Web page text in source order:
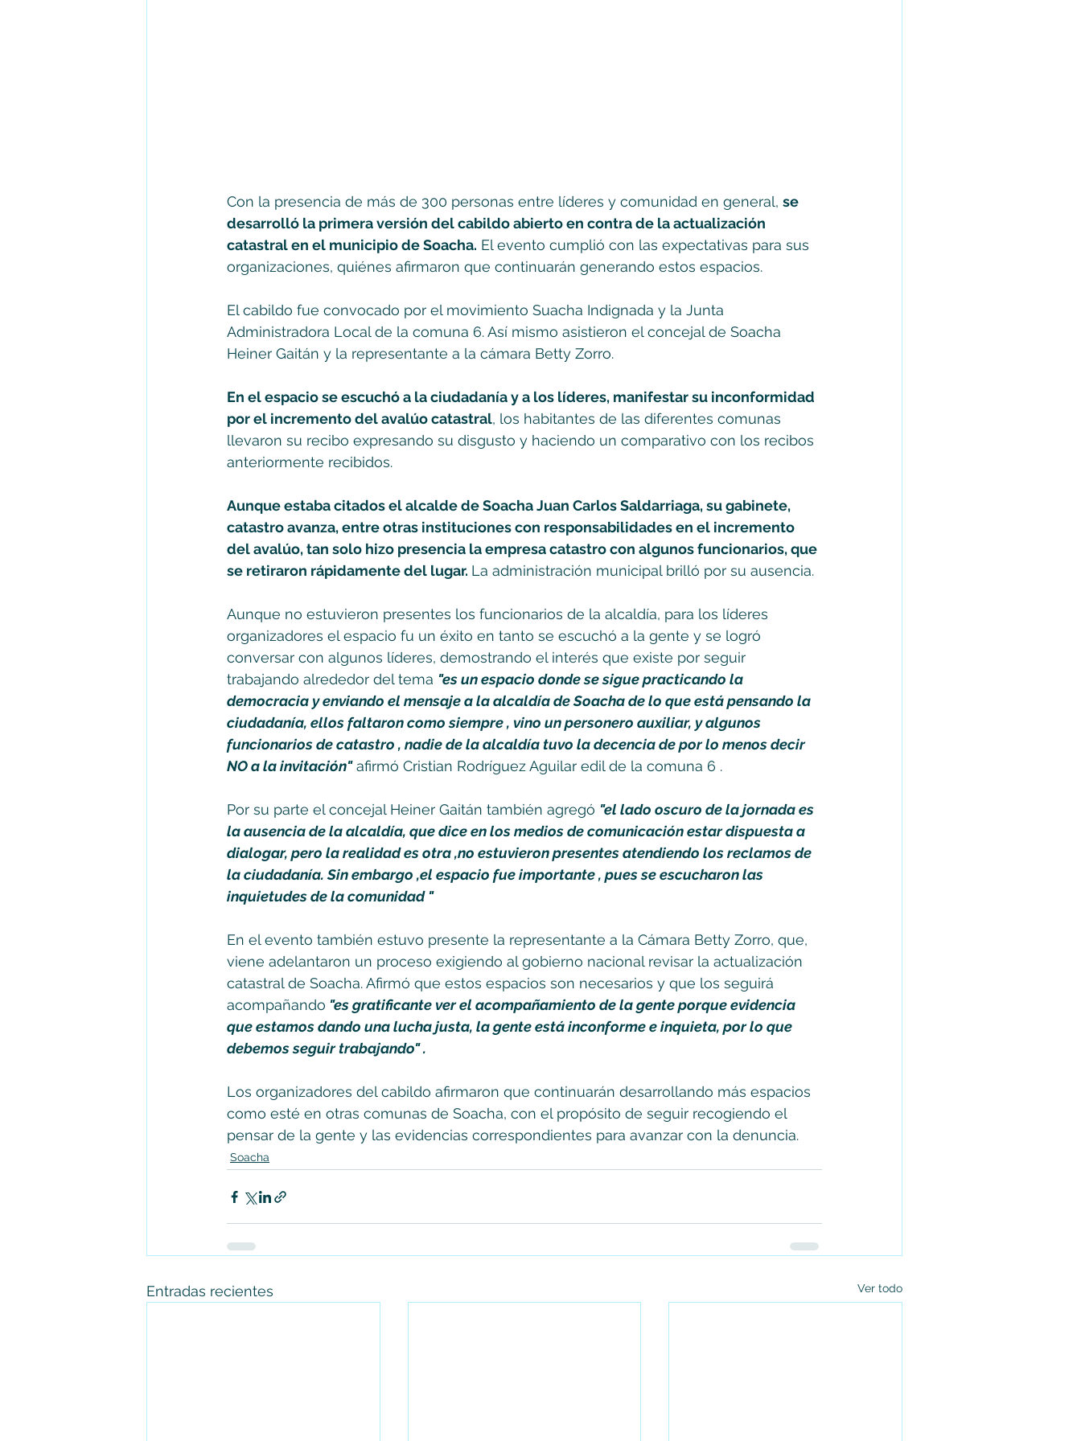
Con la presencia de más de 300 personas entre líderes y comunidad en general, se
desarrolló la primera versión del cabildo abierto en contra de la actualización
catastral en el municipio de Soacha. El evento cumplió con las expectativas para sus
organizaciones, quiénes afirmaron que continuarán generando estos espacios.
El cabildo fue convocado por el movimiento Suacha Indignada y la Junta
Administradora Local de la comuna 6. Así mismo asistieron el concejal de Soacha
Heiner Gaitán y la representante a la cámara Betty Zorro.
En el espacio se escuchó a la ciudadanía y a los líderes, manifestar su inconformidad
por el incremento del avalúo catastral, los habitantes de las diferentes comunas
llevaron su recibo expresando su disgusto y haciendo un comparativo con los recibos
anteriormente recibidos.
Aunque estaba citados el alcalde de Soacha Juan Carlos Saldarriaga, su gabinete,
catastro avanza, entre otras instituciones con responsabilidades en el incremento
del avalúo, tan solo hizo presencia la empresa catastro con algunos funcionarios, que
se retiraron rápidamente del lugar. La administración municipal brilló por su ausencia.
Aunque no estuvieron presentes los funcionarios de la alcaldía, para los líderes
organizadores el espacio fu un éxito en tanto se escuchó a la gente y se logró
conversar con algunos líderes, demostrando el interés que existe por seguir
trabajando alrededor del tema "es un espacio donde se sigue practicando la
democracia y enviando el mensaje a la alcaldía de Soacha de lo que está pensando la
ciudadanía, ellos faltaron como siempre , vino un personero auxiliar, y algunos
funcionarios de catastro , nadie de la alcaldía tuvo la decencia de por lo menos decir
NO a la invitación" afirmó Cristian Rodríguez Aguilar edil de la comuna 6 .
Por su parte el concejal Heiner Gaitán también agregó "el lado oscuro de la jornada es
la ausencia de la alcaldía, que dice en los medios de comunicación estar dispuesta a
dialogar, pero la realidad es otra ,no estuvieron presentes atendiendo los reclamos de
la ciudadanía. Sin embargo ,el espacio fue importante , pues se escucharon las
inquietudes de la comunidad "
En el evento también estuvo presente la representante a la Cámara Betty Zorro, que,
viene adelantaron un proceso exigiendo al gobierno nacional revisar la actualización
catastral de Soacha. Afirmó que estos espacios son necesarios y que los seguirá
acompañando "es gratificante ver el acompañamiento de la gente porque evidencia
que estamos dando una lucha justa, la gente está inconforme e inquieta, por lo que
debemos seguir trabajando" .
Los organizadores del cabildo afirmaron que continuarán desarrollando más espacios
como esté en otras comunas de Soacha, con el propósito de seguir recogiendo el
pensar de la gente y las evidencias correspondientes para avanzar con la denuncia.
Soacha
Entradas recientes Ver todo